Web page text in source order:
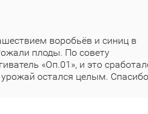
воробьёв и синиц в
плоды. По совету
«Оп.01», и это
урожай остался целым.